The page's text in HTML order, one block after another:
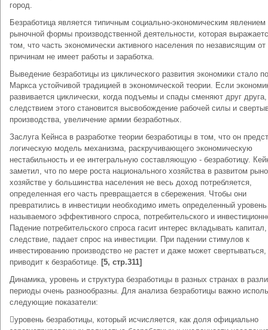
город.
Безработица является типичным социально-экономическим
рыночной формы производственной деятельности, которая
том, что часть экономически активного населения по независящим от
причинам не имеет работы и заработка.
Выведение безработицы из циклического развития экономики стало
Маркса устойчивой традицией в экономической теории. Если
развивается циклически, когда подъемы и спады сменяют друг друга,
следствием этого становится высвобождение рабочей силы и
производства, увеличение армии безработных.
Заслуга Кейнса в разработке теории безработицы в том, что он
логическую модель механизма, раскручивающего экономическую
нестабильность и ее интегральную составляющую - безработицу.
заметил, что по мере роста национального хозяйства в развитом
хозяйстве у большинства населения не весь доход потребляется,
определенная его часть превращается в сбережения. Чтобы они
превратились в инвестиции необходимо иметь определенный уровень
называемого эффективного спроса, потребительского и
Падение потребительского спроса гасит интерес вкладывать
следствие, падает спрос на инвестиции. При падении стимулов к
инвестированию производство не растет и даже может свертываться,
приводит к безработице. [5, стр.311]
Динамика, уровень и структура безработицы в разных странах в
периоды очень разнообразны. Для анализа безработицы важно
следующие показатели:
уровень безработицы, который исчисляется, как доля официально